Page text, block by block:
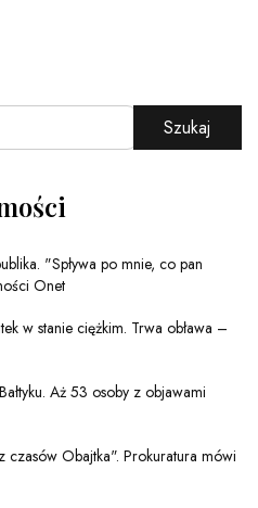
Szukaj
"Spływa po mnie, co pan
Onet
w stanie ciężkim. Trwa obława –
Aż 53 osoby z objawami
czasów Obajtka". Prokuratura mówi